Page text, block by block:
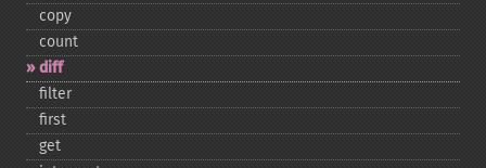
copy
count
diff
filter
first
get